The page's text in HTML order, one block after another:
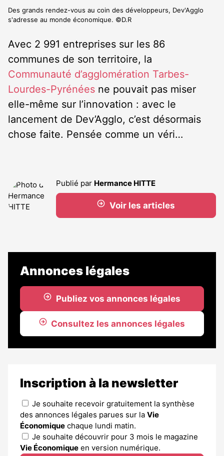
Des grands rendez-vous au coin des développeurs, Dev'Agglo
s'adresse au monde économique. ©D.R
Avec 2 991 entreprises sur les 86
communes de son territoire, la
Communauté d’agglomération Tarbes-
Lourdes-Pyrénées ne pouvait pas miser
elle-même sur l’innovation : avec le
lancement de Dev’Agglo, c’est désormais
chose faite. Pensée comme un véri…
Publié par Hermance HITTE
Voir les articles
Annonces légales
Publiez vos annonces légales
Consultez les annonces légales
Inscription à la newsletter
Je souhaite recevoir gratuitement la synthèse
des annonces légales parues sur la Vie
Économique chaque lundi matin.
Je souhaite découvrir pour 3 mois le magazine
Vie Économique en version numérique.